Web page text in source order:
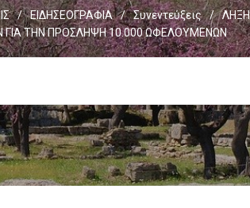
/ ΕΙΔΗΣΕΟΓΡΑΦΙΑ / Συνεντεύξεις /
ΓΙΑ ΤΗΝ ΠΡΟΣΛΗΨΗ 10.000 ΩΦΕΛΟΥΜΕΝΩΝ